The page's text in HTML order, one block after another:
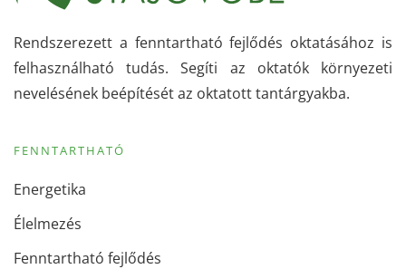
Rendszerezett a fenntartható fejlődés oktatásához is
felhasználható tudás. Segíti az oktatók környezeti
nevelésének beépítését az oktatott tantárgyakba.
FENNTARTHATÓ
Energetika
Élelmezés
Fenntartható fejlődés